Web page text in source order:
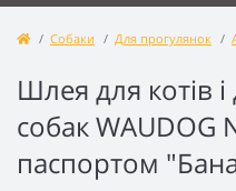
Собаки Для прогулянок
Шлея для котів
собак WAUDOG
паспортом